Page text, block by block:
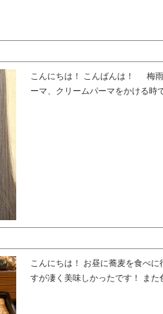
こんにちは！ こんばんは！ 梅雨
ーマ、クリームパーマをかける時
こんにちは！ お昼に蕎麦を食べ
すが凄く美味しかったです！ ま